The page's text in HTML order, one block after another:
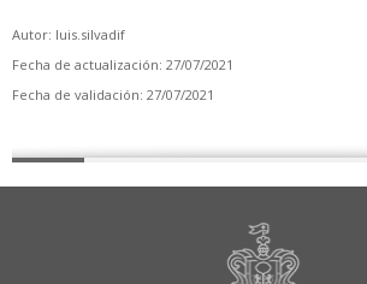
Autor: luis.silvadif
Fecha de actualización: 27/07/2021
Fecha de validación: 27/07/2021